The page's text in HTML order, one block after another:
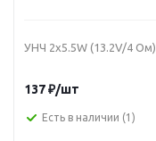
УHЧ 2x5.5W (13.2V/4 Ом)
137₽/шт
Есть в наличии (1)